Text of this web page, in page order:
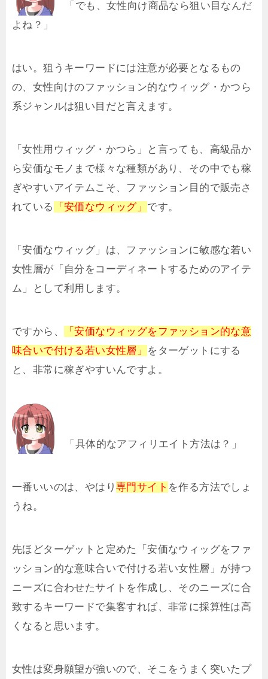
「でも、女性向け商品なら狙い目なんだ
よね？」
はい。狙うキーワードには注意が必要となるもの
の、女性向けのファッション的なウィッグ・かつら
系ジャンルは狙い目だと言えます。
「女性用ウィッグ・かつら」と言っても、高級品か
ら安価なモノまで様々な種類があり、その中でも稼
ぎやすいアイテムこそ、ファッション目的で販売さ
れている
「安価なウィッグ」 です。
「安価なウィッグ」は、ファッションに敏感な若い
女性層が「自分をコーディネートするためのアイテ
ム」として利用します。
ですから、
「安価なウィッグをファッション的な意
味合いで付ける若い女性層」 をターゲットにする
と、非常に稼ぎやすいんですよ。
「具体的なアフィリエイト方法は？」
一番いいのは、やはり 専門サイト を作る方法でしょ
うね。
先ほどターゲットと定めた「安価なウィッグをファ
ッション的な意味合いで付ける若い女性層」が持つ
ニーズに合わせたサイトを作成し、そのニーズに合
致するキーワードで集客すれば、非常に採算性は高
くなると思います。
女性は変身願望が強いので、そこをうまく突いたプ